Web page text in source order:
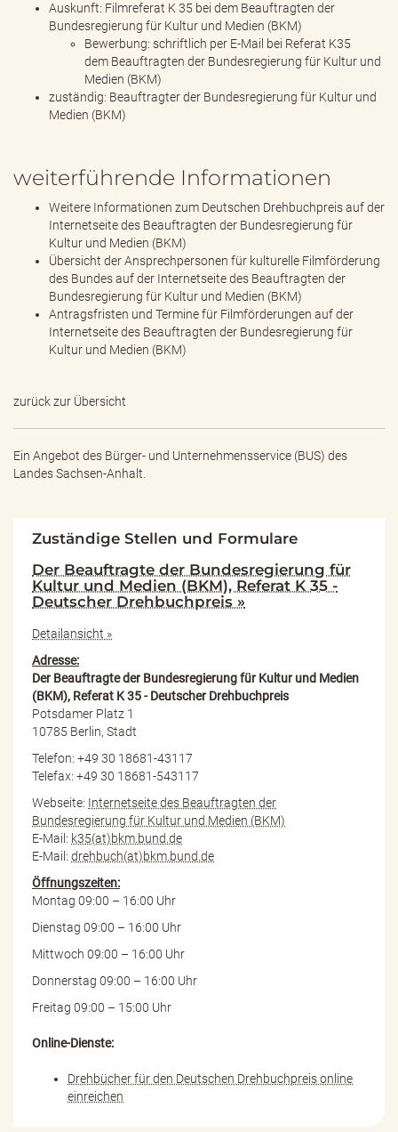
Auskunft: Filmreferat K 35 bei dem Beauftragten der
Bundesregierung für Kultur und Medien (BKM)
Bewerbung: schriftlich per E-Mail bei Referat K35
dem Beauftragten der Bundesregierung für Kultur und
Medien (BKM)
zuständig: Beauftragter der Bundesregierung für Kultur und
Medien (BKM)
weiterführende Informationen
Weitere Informationen zum Deutschen Drehbuchpreis auf der
Internetseite des Beauftragten der Bundesregierung für
Kultur und Medien (BKM)
Übersicht der Ansprechpersonen für kulturelle Filmförderung
des Bundes auf der Internetseite des Beauftragten der
Bundesregierung für Kultur und Medien (BKM)
Antragsfristen und Termine für Filmförderungen auf der
Internetseite des Beauftragten der Bundesregierung für
Kultur und Medien (BKM)
zurück zur Übersicht
Ein Angebot des Bürger- und Unternehmensservice (BUS) des
Landes Sachsen-Anhalt.
Zuständige Stellen und Formulare
Der Beauftragte der Bundesregierung für
Kultur und Medien (BKM), Referat K 35 -
Deutscher Drehbuchpreis »
Detailansicht »
Adresse:
Der Beauftragte der Bundesregierung für Kultur und Medien
(BKM), Referat K 35 - Deutscher Drehbuchpreis
Potsdamer Platz 1
10785 Berlin, Stadt
Telefon: +49 30 18681-43117
Telefax: +49 30 18681-543117
Webseite: Internetseite des Beauftragten der
Bundesregierung für Kultur und Medien (BKM)
E-Mail: k35(at)bkm.bund.de
E-Mail: drehbuch(at)bkm.bund.de
Öffnungszeiten:
Montag 09:00 – 16:00 Uhr
Dienstag 09:00 – 16:00 Uhr
Mittwoch 09:00 – 16:00 Uhr
Donnerstag 09:00 – 16:00 Uhr
Freitag 09:00 – 15:00 Uhr
Online-Dienste:
Drehbücher für den Deutschen Drehbuchpreis online
einreichen